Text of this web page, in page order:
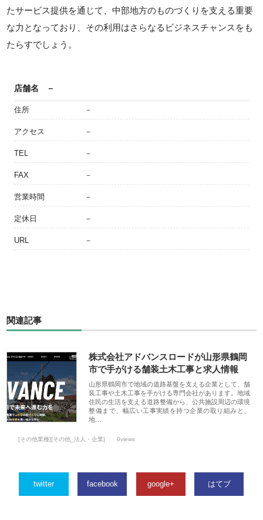
たサービス提供を通じて、中部地方のものづくりを支える重要
な力となっており、その利用はさらなるビジネスチャンスをも
たらすでしょう。
店舗名 －
住所 －
アクセス －
TEL －
FAX －
営業時間 －
定休日 －
URL －
関連記事
株式会社アドバンスロードが山形県鶴岡
市で手がける舗装土木工事と求人情報
山形県鶴岡市で地域の道路基盤を支える企業として、舗
装工事や土木工事を手がける専門会社があります。地域
住民の生活を支える道路整備から、公共施設周辺の環境
整備まで、幅広い工事実績を持つ企業の取り組みと、
地…
[その他業種][その他_法人・企業] 0views
twitter facebook google+ はてブ